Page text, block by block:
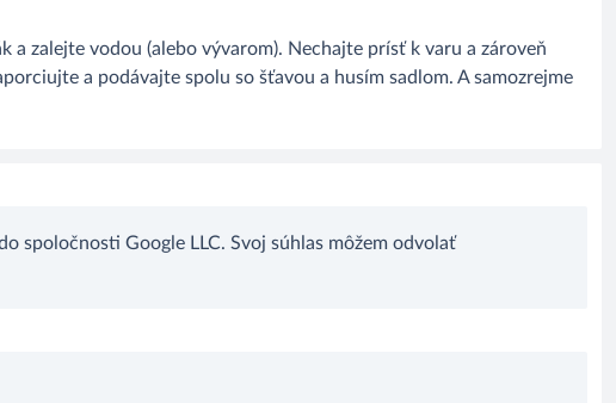
zalejte vodou (alebo vývarom). Nechajte prísť k varu a zároveň
a podávajte spolu so šťavou a husím sadlom. A samozrejme
spoločnosti Google LLC. Svoj súhlas môžem odvolať